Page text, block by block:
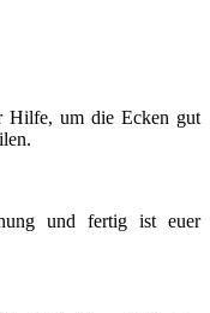
Hilfe, um die Ecken gut
und fertig ist euer